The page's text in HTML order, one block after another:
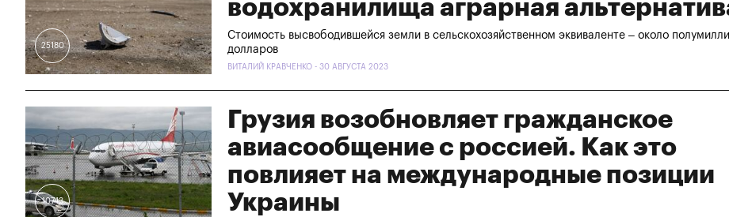
25180
водохранилища аграрная
Стоимость высвободившейся земли в сельскохозяйственном эквиваленте – около
долларов
ВИТАЛИЙ КРАВЧЕНКО - 30 АВГУСТА 2023
10743
Грузия возобновляет гражданское
авиасообщение с россией. Как это
повлияет на международные позиции
Украины